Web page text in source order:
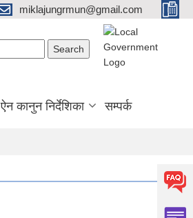
miklajungrmun@gmail.com
ऐन कानुन निर्देशिका सम्पर्क